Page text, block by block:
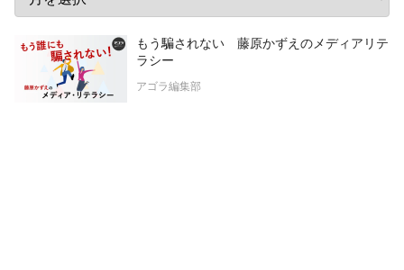
もう騙されない 藤原かずえのメディアリテ
ラシー
アゴラ編集部